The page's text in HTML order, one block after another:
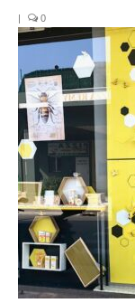
CONSEILS &
CONTACT
| 0